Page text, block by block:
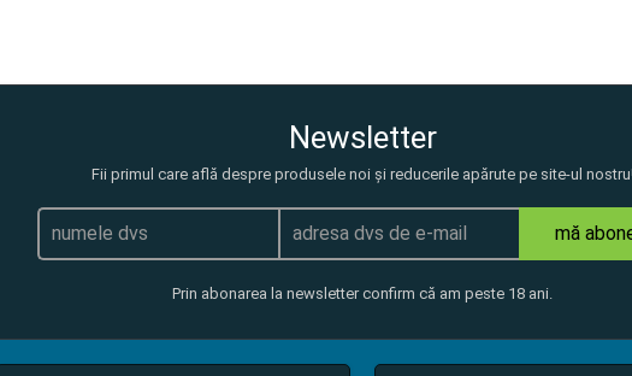
Newsletter
Fii primul care află despre produsele noi și reducerile apărute pe site-ul
mă
Prin abonarea la newsletter confirm că am peste 18 ani.